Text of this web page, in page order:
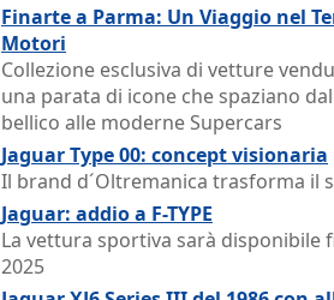
Finarte a Parma: Un Viaggio nel
Motori
Collezione esclusiva di vetture
una parata di icone che spaziano
bellico alle moderne Supercars
Jaguar Type 00: concept visionaria
Il brand d´Oltremanica trasforma il
Jaguar: addio a F-TYPE
La vettura sportiva sarà disponibile
2025